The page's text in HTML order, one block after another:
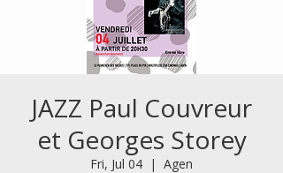
JAZZ Paul Couvreur
et Georges Storey
Fri, Jul 04
  |
Agen